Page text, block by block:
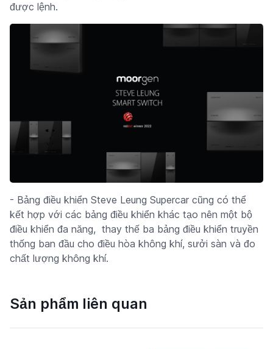
được lệnh.
- Bảng điều khiển Steve Leung Supercar cũng có thể
kết hợp với các bảng điều khiển khác tạo nên một bộ
điều khiển đa năng, thay thế ba bảng điều khiển truyền
thống ban đầu cho điều hòa không khí, sưởi sàn và đo
chất lượng không khí.
Sản phẩm liên quan